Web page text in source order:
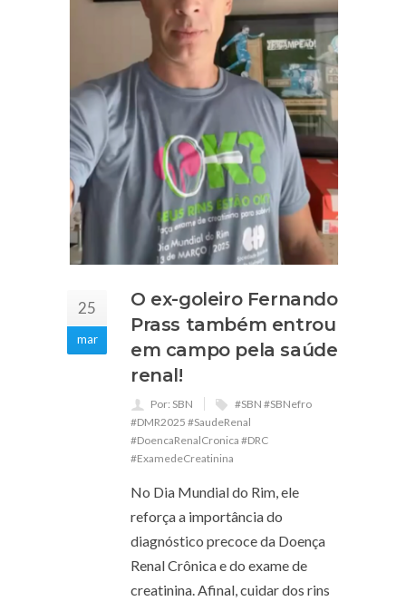
25
mar
O ex-goleiro Fernando
Prass também entrou
em campo pela saúde
renal!
Por: SBN
#SBN #SBNefro
#DMR2025 #SaudeRenal
#DoencaRenalCronica #DRC
#ExamedeCreatinina
No Dia Mundial do Rim, ele
reforça a importância do
diagnóstico precoce da Doença
Renal Crônica e do exame de
creatinina. Afinal, cuidar dos rins